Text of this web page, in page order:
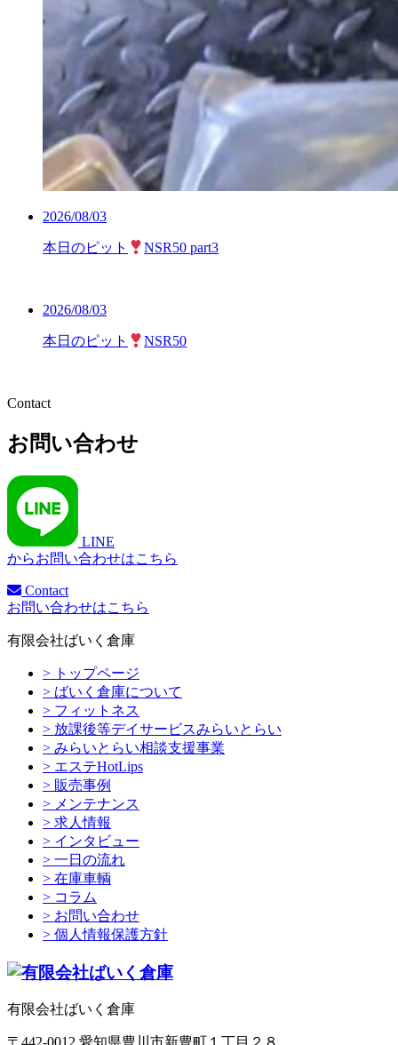
2026/08/03
本日のピット NSR50 part3
2026/08/03
本日のピット NSR50
Contact
お問い合わせ
LINE
からお問い合わせはこちら
Contact
お問い合わせはこちら
有限会社ばいく倉庫
> トップページ
> ばいく倉庫について
> フィットネス
> 放課後等デイサービスみらいとらい
> みらいとらい相談支援事業
> エステHotLips
> 販売事例
> メンテナンス
> 求人情報
> インタビュー
> 一日の流れ
> 在庫車輌
> コラム
> お問い合わせ
> 個人情報保護方針
有限会社ばいく倉庫